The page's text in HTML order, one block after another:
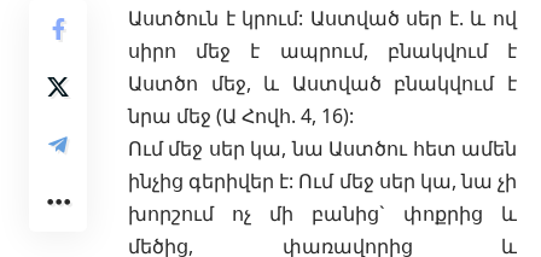
Աստծուն է կրում: Աստված սեր է. և ով
սիրո մեջ է ապրում, բնակվում է
Աստծո մեջ, և Աստված բնակվում է
նրա մեջ (Ա Հովհ. 4, 16):
Ում մեջ սեր կա, նա Աստծու հետ ամեն
ինչից գերիվեր է: Ում մեջ սեր կա, նա չի
խորշում ոչ մի բանից` փոքրից և
մեծից, փառավորից և